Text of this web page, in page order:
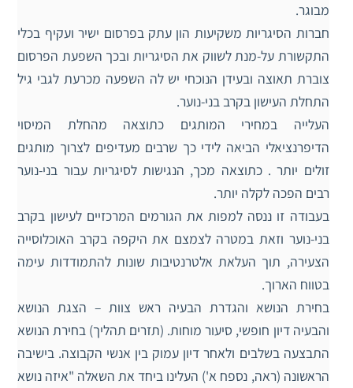
מבוגר.
חברות הסיגריות משקיעות הון עתק בפרסום ישיר ועקיף בכלי
התקשורת על-מנת לשווק את הסיגריות ובכך השפעת הפרסום
צוברת תאוצה ובעידן הנוכחי יש לה השפעה מכרעת לגבי גיל
התחלת העישון בקרב בני-נוער.
העלייה במחירי המותגים כתוצאה מהחלת המיסוי
הדיפרנציאלי הביאה לידי כך שרבים מעדיפים לצרוך מותגים
זולים יותר . כתוצאה מכך, הנגישות לסיגריות עבור בני-נוער
רבים הפכה לקלה יותר.
בעבודה זו ננסה למפות את הגורמים המרכזיים לעישון בקרב
בני-נוער וזאת במטרה לצמצם את היקפה בקרב האוכלוסייה
הצעירה, תוך העלאת אלטרנטיבות שונות להתמודדות עימה
בטווח הארוך.
בחירת הנושא והגדרת הבעיה ראש צוות – הצגת הנושא
והבעיה דיון חופשי, סיעור מוחות. (תזרים תהליך) בחירת הנושא
התבצעה בשלבים ולאחר דיון עמוק בין אנשי הקבוצה. בישיבה
הראשונה (ראה, נספח א') העלינו ביחד את השאלה "איזה נושא